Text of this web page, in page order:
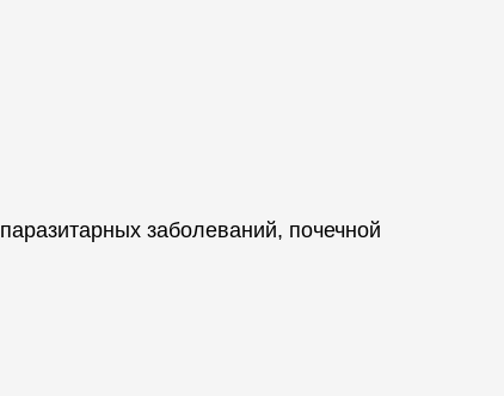
заболеваний, почечной